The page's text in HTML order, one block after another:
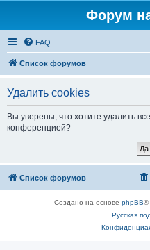
Форум
FAQ
Список форумов
Удалить cookies
Вы уверены, что хотите удалить
конференцией?
Список форумов
Создано на основе phpBB®
Русская